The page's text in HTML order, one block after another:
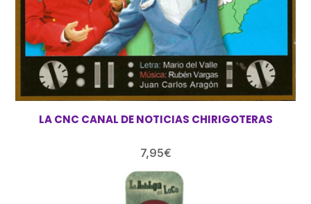
LA CNC CANAL DE NOTICIAS CHIRIGOTERAS
7,95€